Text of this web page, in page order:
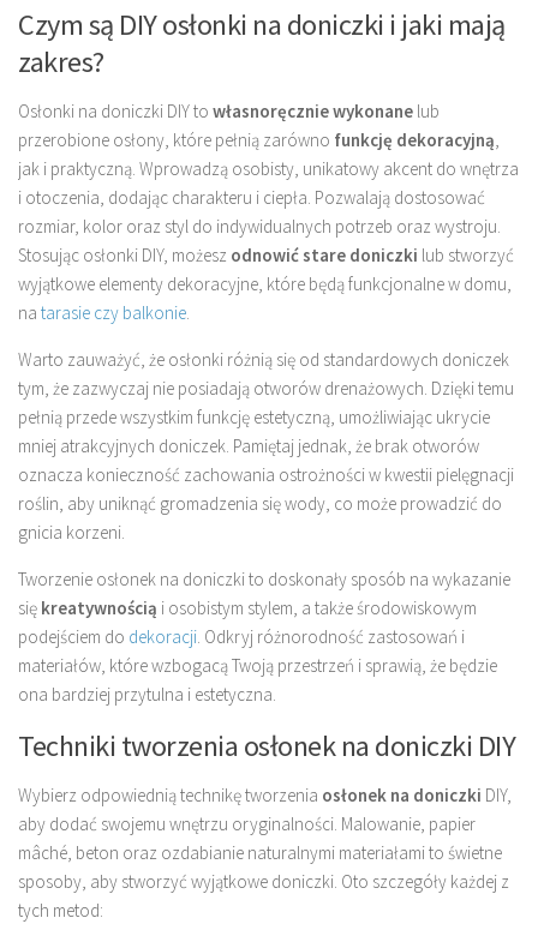
Czym są DIY osłonki na doniczki i jaki mają
zakres?
Osłonki na doniczki DIY to własnoręcznie wykonane lub
przerobione osłony, które pełnią zarówno funkcję dekoracyjną
jak i praktyczną. Wprowadzą osobisty, unikatowy akcent do wnętrza
i otoczenia, dodając charakteru i ciepła. Pozwalają dostosować
rozmiar, kolor oraz styl do indywidualnych potrzeb oraz wystroju.
Stosując osłonki DIY, możesz odnowić stare doniczki lub stworzyć
wyjątkowe elementy dekoracyjne, które będą funkcjonalne w domu,
na tarasie czy balkonie
Warto zauważyć, że osłonki różnią się od standardowych doniczek
tym, że zazwyczaj nie posiadają otworów drenażowych. Dzięki temu
pełnią przede wszystkim funkcję estetyczną, umożliwiając ukrycie
mniej atrakcyjnych doniczek. Pamiętaj jednak, że brak otworów
oznacza konieczność zachowania ostrożności w kwestii pielęgnacji
roślin, aby uniknąć gromadzenia się wody, co może prowadzić do
gnicia korzeni.
Tworzenie osłonek na doniczki to doskonały sposób na wykazanie
się kreatywnością i osobistym stylem, a także środowiskowym
podejściem do dekoracji . Odkryj różnorodność zastosowań i
materiałów, które wzbogacą Twoją przestrzeń i sprawią, że będzie
ona bardziej przytulna i estetyczna.
Techniki tworzenia osłonek na doniczki DIY
Wybierz odpowiednią technikę tworzenia osłonek na doniczki DIY,
aby dodać swojemu wnętrzu oryginalności. Malowanie, papier
mâché, beton oraz ozdabianie naturalnymi materiałami to świetne
sposoby, aby stworzyć wyjątkowe doniczki. Oto szczegóły każdej z
tych metod: